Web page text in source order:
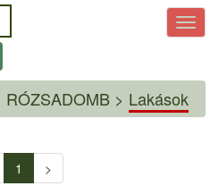
RÓZSADOMB > Lakások
1
>